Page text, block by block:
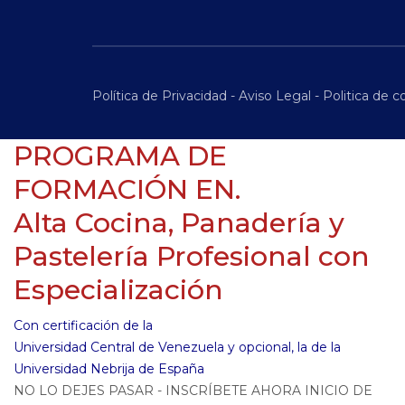
Política de Privacidad - Aviso Legal - Politica de
PROGRAMA DE
FORMACIÓN EN.
Alta Cocina, Panadería y
Pastelería Profesional con
Especialización
Con certificación de la
Universidad Central de Venezuela y opcional, la de la
Universidad Nebrija de España
NO LO DEJES PASAR - INSCRÍBETE AHORA INICIO DE